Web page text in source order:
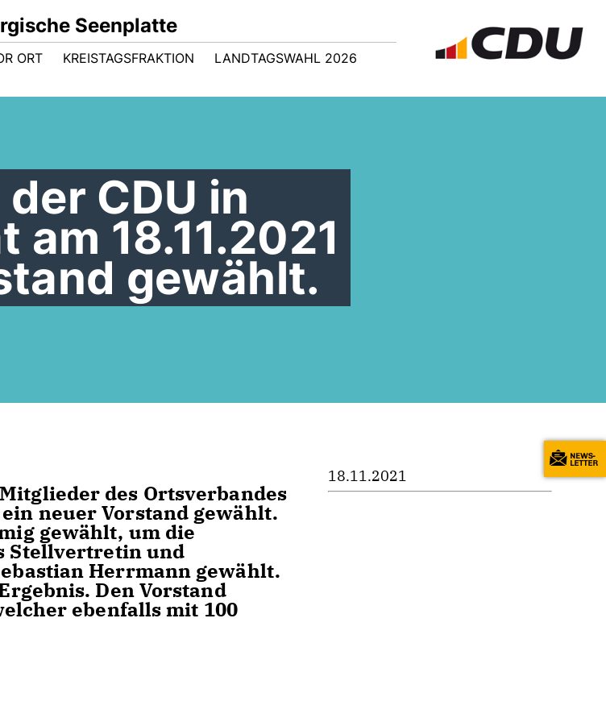
Seenplatte
ORT KREISTAGSFRAKTION LANDTAGSWAHL 2026
CDU in
18.11.2021
gewählt.
des Ortsverbandes
neuer Vorstand gewählt.
gewählt, um die
Stellvertretin und
Herrmann gewählt.
Den Vorstand
ebenfalls mit 100
18.11.2021